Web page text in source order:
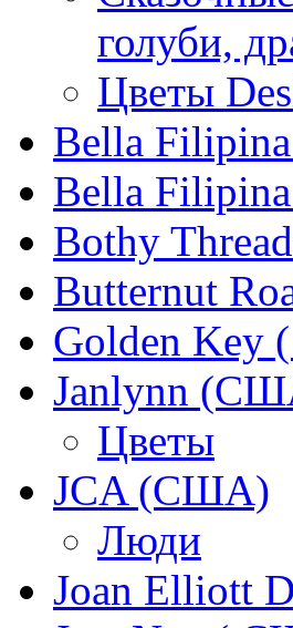
голуби,
Цветы
Bella
Bella
Bothy
Butternut
Golden Key
Janlynn
Цветы
JCA (США)
Люди
Joan Elliott